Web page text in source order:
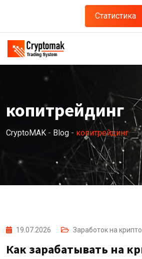
Статистика
копитрейдинг
CryptoMAK - Blog - копитрейдинг
19.07.2026 Заработок на
Как зарабатывать на